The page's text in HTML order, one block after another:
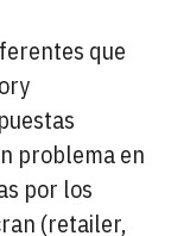
que
problema en
por los
(retailer,